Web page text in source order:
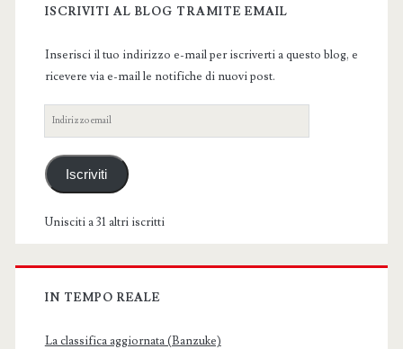
Sidebar
ISCRIVITI AL BLOG TRAMITE EMAIL
Inserisci il tuo indirizzo e-mail per iscriverti a questo blog, e
ricevere via e-mail le notifiche di nuovi post.
Indirizzo
email
Iscriviti
Unisciti a 31 altri iscritti
IN TEMPO REALE
La classifica aggiornata (Banzuke)